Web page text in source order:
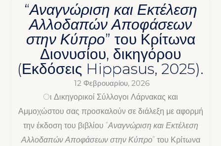
“Αναγνώριση και Εκτέλεση
Αλλοδαπών Αποφάσεων
στην Κύπρο” του Κρίτωνα
Διονυσίου, δικηγόρου
(Εκδόσεις Hippasus, 2025).
12 Φεβρουαρίου, 2026
Oι Δικηγορικοί Σύλλογοι Λάρνακας και
Αμμοχώστου σας προσκαλούν σε διάλεξη με αφορμή
την έκδοση του βιβλίου “Αναγνώριση και Εκτέλεση
Αλλοδαπών Αποφάσεων στην Κύπρο” του Κρίτωνα